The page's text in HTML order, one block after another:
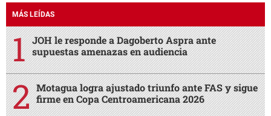
MÁS LEÍDAS
JOH le responde a Dagoberto Aspra ante
supuestas amenazas en audiencia
Motagua logra ajustado triunfo ante FAS y sigue
firme en Copa Centroamericana 2026